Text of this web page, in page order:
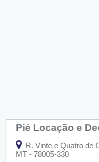
Pié Locação e
R. Vinte e Quatro de
MT - 78005-330